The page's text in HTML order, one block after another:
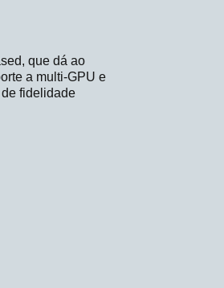
que dá ao
a multi-GPU e
fidelidade